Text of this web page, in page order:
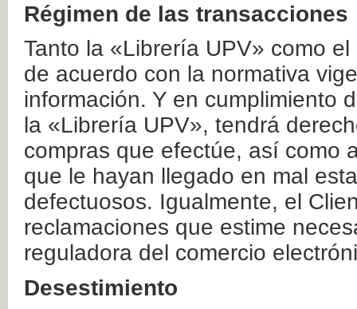
Régimen de las transacciones
Tanto la «Librería UPV» como
de acuerdo con la normativa
información. Y en cumplimiento
la «Librería UPV», tendrá
compras que efectúe, así como
que le hayan llegado en mal
defectuosos. Igualmente, el
reclamaciones que estime
reguladora del comercio
Desestimiento